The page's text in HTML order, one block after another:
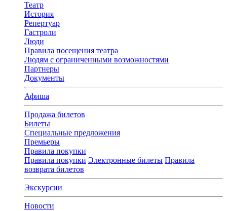
Театр
История
Репертуар
Гастроли
Люди
Правила посещения театра
Людям с ограниченными возможностями
Партнеры
Документы
Афиша
Продажа билетов
Билеты
Специальные предложения
Премьеры
Правила покупки
Правила покупки Электронные билеты Правила
возврата билетов
Экскурсии
Новости